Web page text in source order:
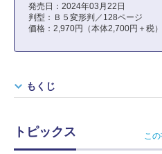
発売日：2024年03月22日
判型：Ｂ５変形判／128ページ
価格：2,970円（本体2,700円＋税）
もくじ
トピックス こ